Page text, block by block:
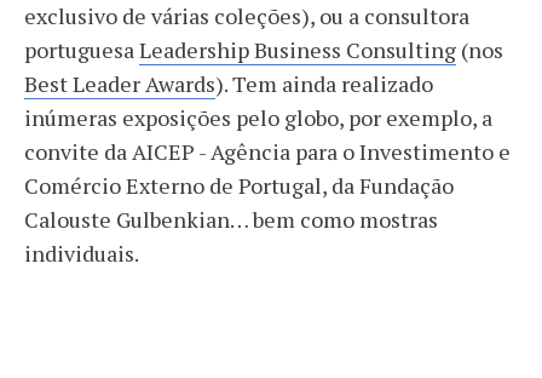
exclusivo de várias coleções), ou a consultora
portuguesaLeadership Business Consulting (nos
Best Leader Awards). Tem ainda realizado
inúmeras exposições pelo globo, por exemplo, a
convite da AICEP - Agência para o Investimento e
Comércio Externo de Portugal, da Fundação
Calouste Gulbenkian… bem como mostras
individuais.